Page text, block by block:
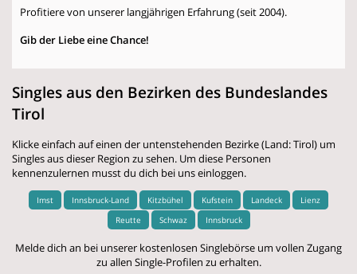
Profitiere von unserer langjährigen Erfahrung (seit 2004).
Gib der Liebe eine Chance!
Singles aus den Bezirken des Bundeslandes
Tirol
Klicke einfach auf einen der untenstehenden Bezirke (Land: Tirol) um
Singles aus dieser Region zu sehen. Um diese Personen
kennenzulernen musst du dich bei uns einloggen.
Imst Innsbruck-Land Kitzbühel Kufstein Landeck
Lienz
Reutte
Schwaz Innsbruck
Melde dich an bei unserer kostenlosen Singlebörse um vollen Zugang
zu allen Single-Profilen zu erhalten.